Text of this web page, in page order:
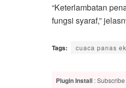
“Keterlambatan
fungsi syaraf,”
Tags: cuaca panas
Plugin Install :